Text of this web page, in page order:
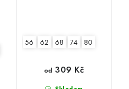
56 62 68 74 80
od 309 Kč